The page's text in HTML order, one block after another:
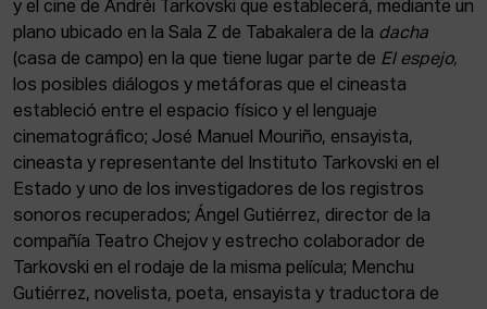
y el cine de Andréi Tarkovski que establecerá, mediante un
plano ubicado en la Sala Z de Tabakalera de la dacha
(casa de campo) en la que tiene lugar parte de El espejo,
los posibles diálogos y metáforas que el cineasta
estableció entre el espacio físico y el lenguaje
cinematográfico; José Manuel Mouriño, ensayista,
cineasta y representante del Instituto Tarkovski en el
Estado y uno de los investigadores de los registros
sonoros recuperados; Ángel Gutiérrez, director de la
compañía Teatro Chejov y estrecho colaborador de
Tarkovski en el rodaje de la misma película; Menchu
Gutiérrez, novelista, poeta, ensayista y traductora de